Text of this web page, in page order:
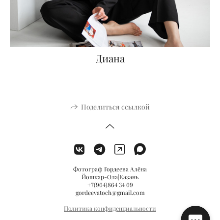
Диана
Поделиться ссылкой
Фотограф Гордеева Алёна
Йошкар-Ола|Казань
+7(964)864 34 69
gordeevatoch@gmail.com
Политика конфиденциальности